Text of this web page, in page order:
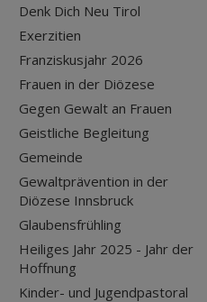
Denk Dich Neu Tirol
Exerzitien
Franziskusjahr 2026
Frauen in der Diözese
Gegen Gewalt an Frauen
Geistliche Begleitung
Gemeinde
Gewaltprävention in der
Diözese Innsbruck
Glaubensfrühling
Heiliges Jahr 2025 - Jahr der
Hoffnung
Kinder- und Jugendpastoral